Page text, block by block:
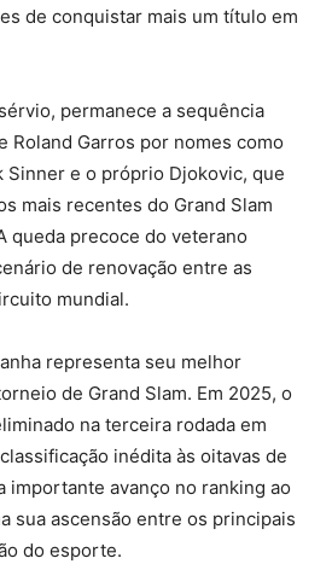
de conquistar mais um título em
permanece a sequência
Roland Garros por nomes como
Sinner e o próprio Djokovic, que
mais recentes do Grand Slam
queda precoce do veterano
de renovação entre as
mundial.
representa seu melhor
de Grand Slam. Em 2025, o
na terceira rodada em
inédita às oitavas de
importante avanço no ranking ao
sua ascensão entre os principais
do esporte.